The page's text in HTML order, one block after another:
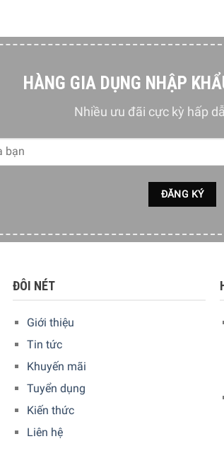
(cũngtương hợp
bộ lọc MAXTRA
vị ngọt và tinh khiết.
ưu.
HÀNG GIA DỤNG NHẬP
Nhiều ưu đãi cực kỳ hấp
ĐÔI NÉT
Giới thiệu
Tin tức
Khuyến mãi
Tuyển dụng
Kiến thức
Liên hệ